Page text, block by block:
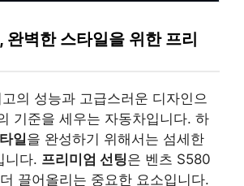
완벽한 스타일을 위한 프리
의 성능과 고급스러운 디자인으
기준을 세우는 자동차입니다. 하
일을 완성하기 위해서는 섬세한
니다. 프리미엄 선팅은 벤츠 S580
끌어올리는 중요한 요소입니다.